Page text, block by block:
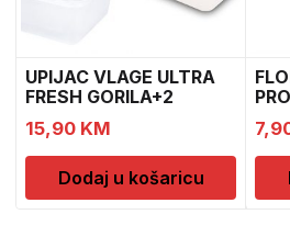
UPIJAC VLAGE ULTRA
FRESH GORILA+2
DOPUNE
15,90 KM
Dodaj u košaricu